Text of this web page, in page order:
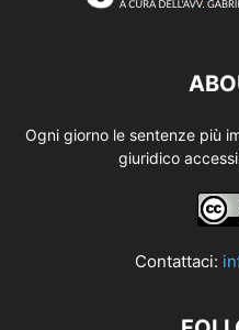
Ogni giorno le sentenze più
giuridico
Contattaci: